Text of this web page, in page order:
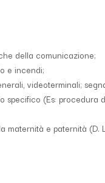
della comunicazione;
e incendi;
videoterminali;
(Es: procedura
maternità e paternità (D.